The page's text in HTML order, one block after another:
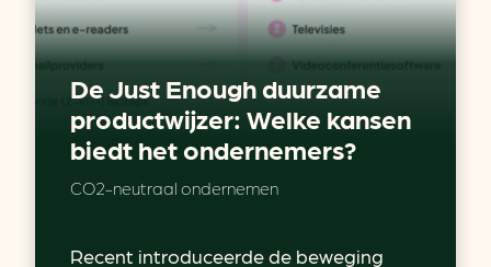
De Just Enough duurzame
productwijzer: Welke kansen
biedt het ondernemers?
CO2-neutraal ondernemen
Recent introduceerde de beweging